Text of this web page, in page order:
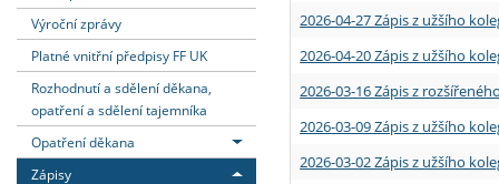
Absolventi fakulty
Vyjíždějící zaměstnanci
Výroční zprávy
Platné vnitřní předpisy FF UK
Rozhodnutí a sdělení děkana,
opatření a sdělení tajemníka
Opatření děkana
Zápisy
2026-04-27 Zápis z užšího
2026-04-20 Zápis z užšího
2026-03-16 Zápis z
2026-03-09 Zápis z užšího
2026-03-02 Zápis z užšího